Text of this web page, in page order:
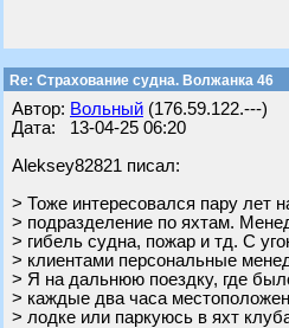
Re: Страхование судна. Волжанка 46
Автор: Вольный (176.59.122.---)
Дата: 13-04-25 06:20
Aleksey82821 писал:
> Тоже интересовался пару лет
> подразделение по яхтам.
> гибель судна, пожар и тд. С
> клиентами персональные
> Я на дальнюю поездку, где
> каждые два часа
> лодке или паркуюсь в яхт